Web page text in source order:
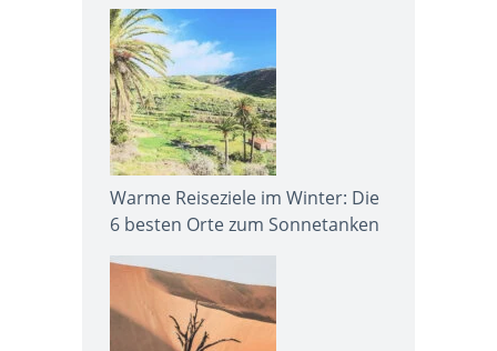
Warme Reiseziele im Winter: Die
6 besten Orte zum Sonnetanken